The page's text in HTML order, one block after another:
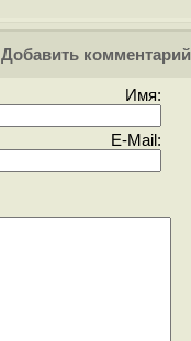
Добавить комментарий
Имя:
E-Mail: